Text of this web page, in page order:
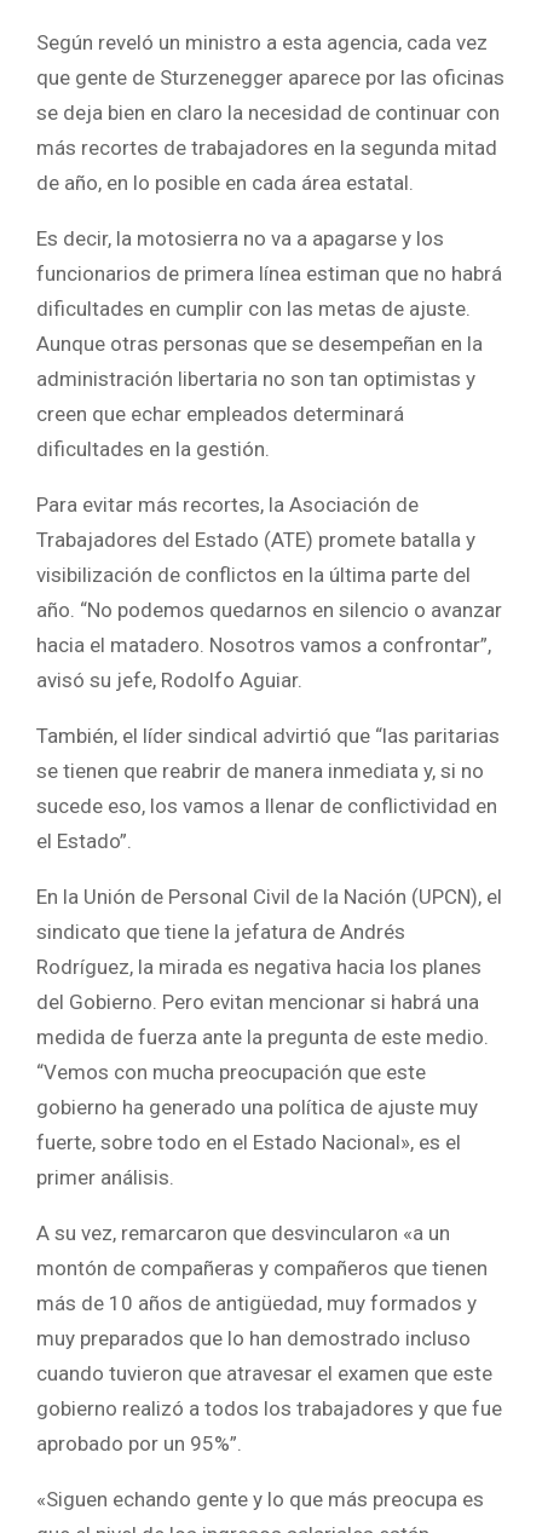
Según reveló un ministro a esta agencia, cada vez
que gente de Sturzenegger aparece por las oficinas
se deja bien en claro la necesidad de continuar con
más recortes de trabajadores en la segunda mitad
de año, en lo posible en cada área estatal.
Es decir, la motosierra no va a apagarse y los
funcionarios de primera línea estiman que no habrá
dificultades en cumplir con las metas de ajuste.
Aunque otras personas que se desempeñan en la
administración libertaria no son tan optimistas y
creen que echar empleados determinará
dificultades en la gestión.
Para evitar más recortes, la Asociación de
Trabajadores del Estado (ATE) promete batalla y
visibilización de conflictos en la última parte del
año. “No podemos quedarnos en silencio o avanzar
hacia el matadero. Nosotros vamos a confrontar”,
avisó su jefe, Rodolfo Aguiar.
También, el líder sindical advirtió que “las paritarias
se tienen que reabrir de manera inmediata y, si no
sucede eso, los vamos a llenar de conflictividad en
el Estado”.
En la Unión de Personal Civil de la Nación (UPCN), el
sindicato que tiene la jefatura de Andrés
Rodríguez, la mirada es negativa hacia los planes
del Gobierno. Pero evitan mencionar si habrá una
medida de fuerza ante la pregunta de este medio.
“Vemos con mucha preocupación que este
gobierno ha generado una política de ajuste muy
fuerte, sobre todo en el Estado Nacional», es el
primer análisis.
A su vez, remarcaron que desvincularon «a un
montón de compañeras y compañeros que tienen
más de 10 años de antigüedad, muy formados y
muy preparados que lo han demostrado incluso
cuando tuvieron que atravesar el examen que este
gobierno realizó a todos los trabajadores y que fue
aprobado por un 95%”.
«Siguen echando gente y lo que más preocupa es